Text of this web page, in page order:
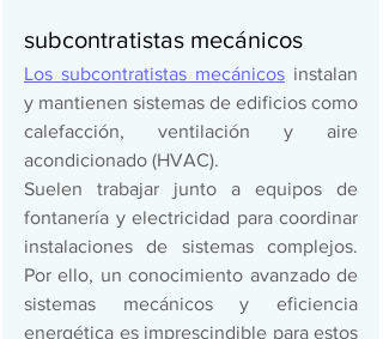
subcontratistas mecánicos
Los subcontratistas mecánicos instalan
y mantienen sistemas de edificios como
calefacción, ventilación y aire
acondicionado (HVAC).
Suelen trabajar junto a equipos de
fontanería y electricidad para coordinar
instalaciones de sistemas complejos.
Por ello, un conocimiento avanzado de
sistemas mecánicos y eficiencia
energética es imprescindible para estos